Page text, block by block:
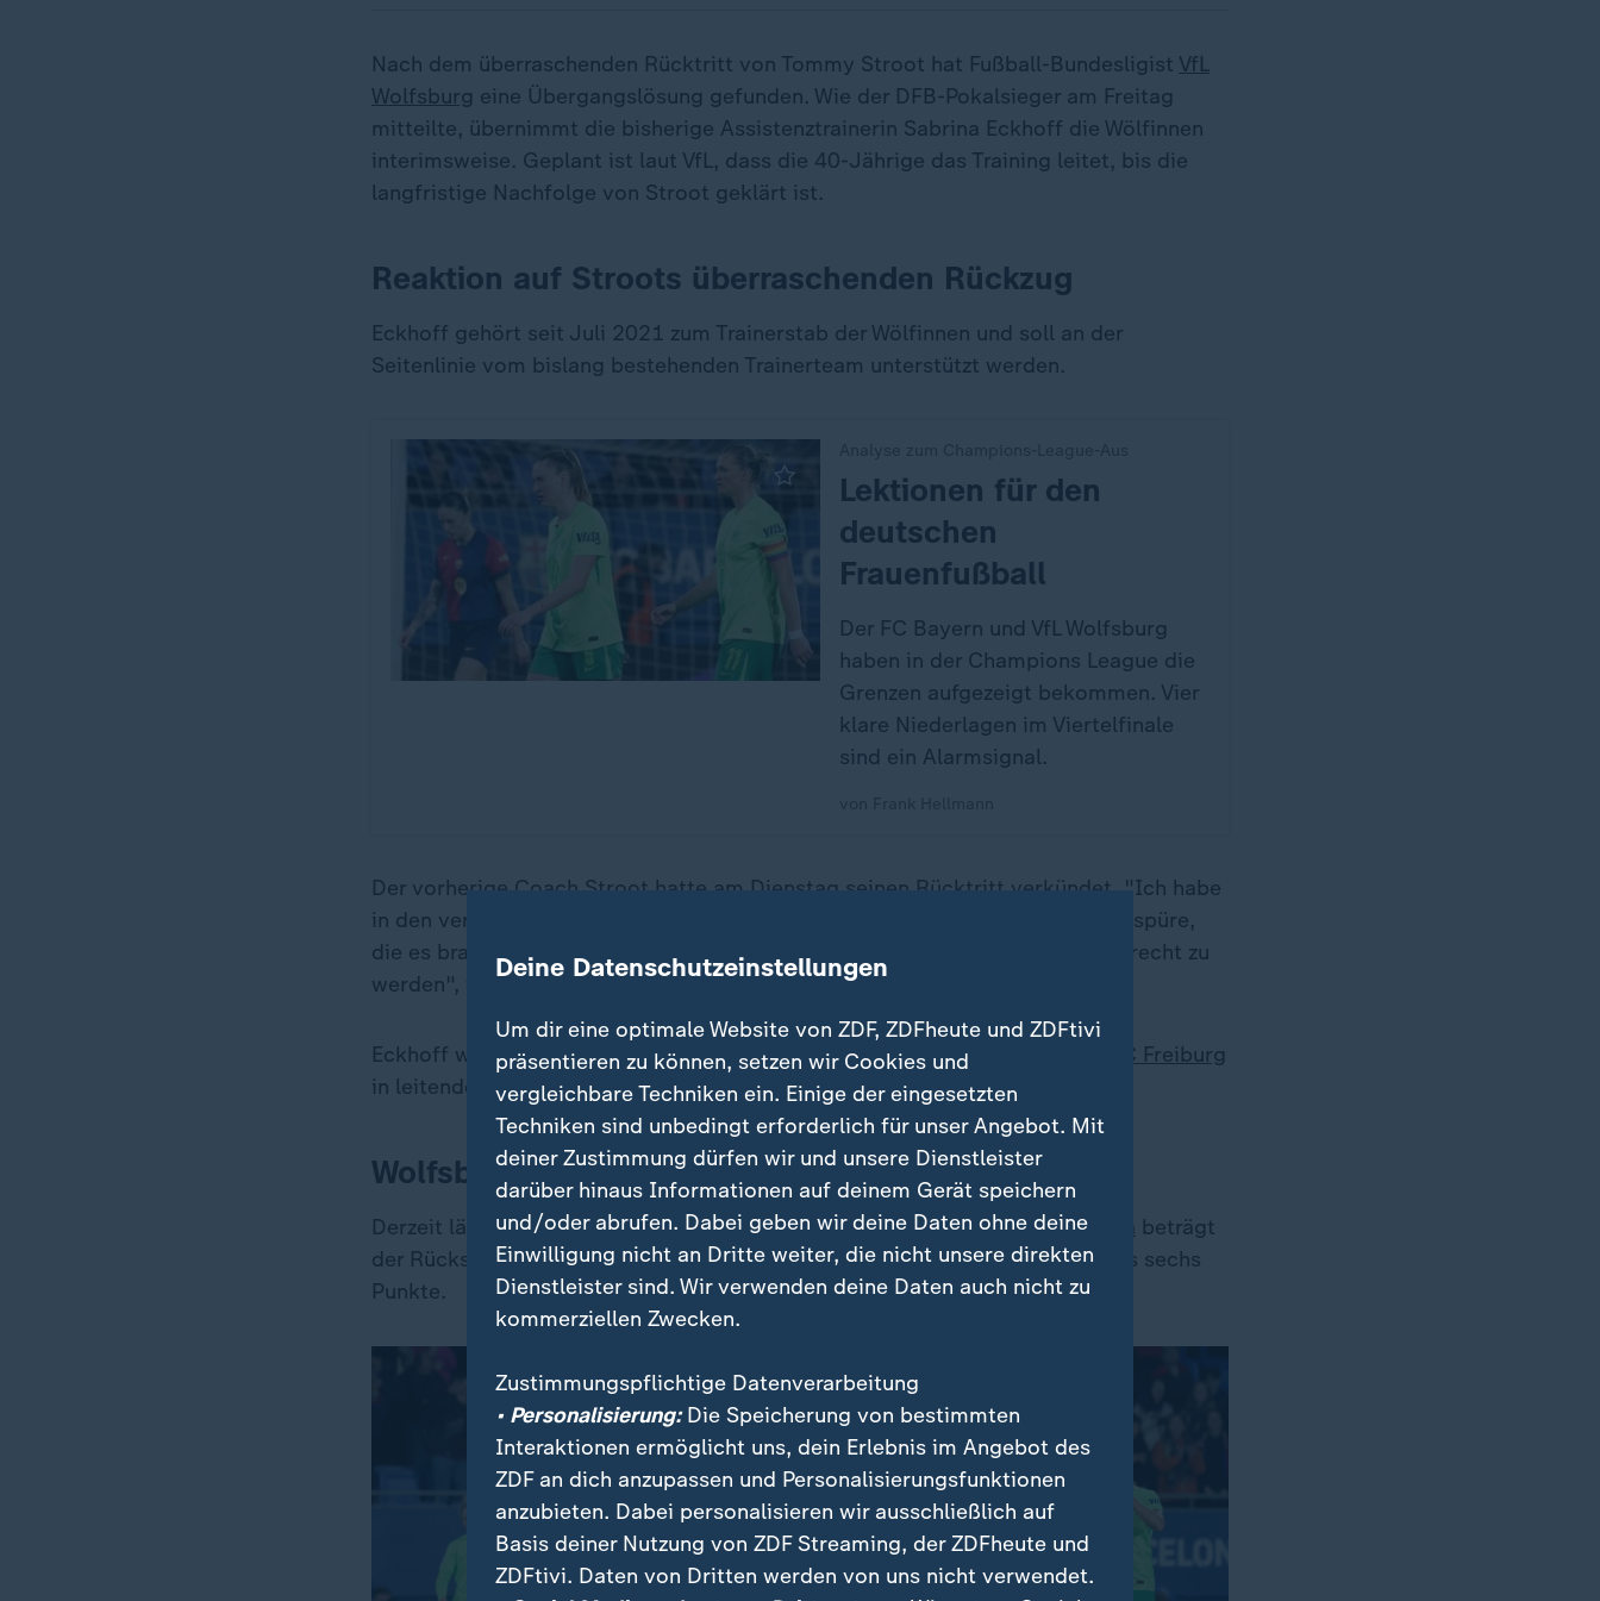
Nach dem überraschenden Rücktritt von Tommy Stroot hat Fußball-Bundesligist VfL
Wolfsburg eine Übergangslösung gefunden. Wie der DFB-Pokalsieger am Freitag
mitteilte, übernimmt die bisherige Assistenztrainerin Sabrina Eckhoff die Wölfinnen
interimsweise. Geplant ist laut VfL, dass die 40-Jährige das Training leitet, bis die
langfristige Nachfolge von Stroot geklärt ist.
Reaktion auf Stroots überraschenden Rückzug
Eckhoff gehört seit Juli 2021 zum Trainerstab der Wölfinnen und soll an der
Seitenlinie vom bislang bestehenden Trainerteam unterstützt werden.
:Lektionen für den
deutschen
Frauenfußball
Der FC Bayern und VfL Wolfsburg
haben in der Champions League die
Grenzen aufgezeigt bekommen. Vier
klare Niederlagen im Viertelfinale
sind ein Alarmsignal.
Der vorherige Coach Stroot hatte am Dienstag seinen Rücktritt verkündet. "Ich habe
in den vergangenen Wochen gemerkt, dass ich nicht mehr die Energie in mir spüre,
die es braucht, meinen eigenen Ansprüchen und denen des VfL Wolfsburg gerecht zu
werden", wurde der 36-Jährige in einer Pressemitteilung zitiert.
Eckhoff wird nach der Länderspielpause am 13. April beim Duell mit dem
SC Freiburg
in leitender Funktion an der Seitenlinie stehen.
Wolfsburg droht titellose Saison
Derzeit läuft Wolfsburg den eigenen Ansprüchen hinterher. In derBundesliga
beträgt
der Rückstand auf Tabellenführer Bayern Münchenvier Spieltage vor Schluss sechs
Punkte.
Deine Datenschutzeinstellungen
Um dir eine optimale Website von ZDF, ZDFheute und ZDFtivi
präsentieren zu können, setzen wir Cookies und
vergleichbare Techniken ein. Einige der eingesetzten
Techniken sind unbedingt erforderlich für unser Angebot. Mit
deiner Zustimmung dürfen wir und unsere Dienstleister
darüber hinaus Informationen auf deinem Gerät speichern
und/oder abrufen. Dabei geben wir deine Daten ohne deine
Einwilligung nicht an Dritte weiter, die nicht unsere direkten
Dienstleister sind. Wir verwenden deine Daten auch nicht zu
kommerziellen Zwecken.
Zustimmungspflichtige Datenverarbeitung
• Personalisierung:Die Speicherung von bestimmten
Interaktionen ermöglicht uns, dein Erlebnis im Angebot des
ZDF an dich anzupassen und Personalisierungsfunktionen
anzubieten. Dabei personalisieren wir ausschließlich auf
Basis deiner Nutzung von ZDF Streaming, der ZDFheute und
ZDFtivi. Daten von Dritten werden von uns nicht verwendet.